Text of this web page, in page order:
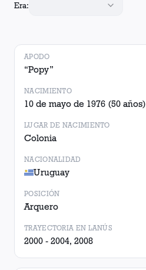
Era:
APODO
“Popy”
NACIMIENTO
10 de mayo de 1976 (50 años)
LUGAR DE NACIMIENTO
Colonia
NACIONALIDAD
Uruguay
POSICIÓN
Arquero
TRAYECTORIA EN LANÚS
2000 - 2004, 2008